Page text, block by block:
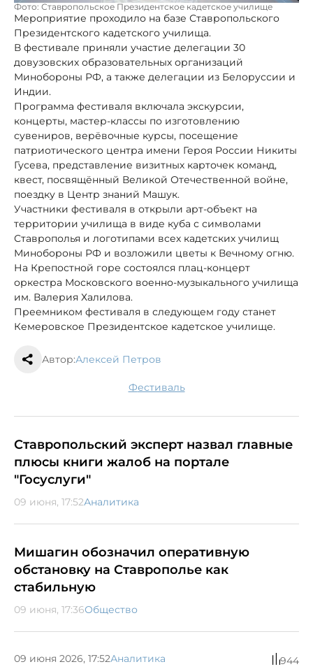
Фото: Ставропольское Президентское кадетское училище
Мероприятие проходило на базе Ставропольского
Президентского кадетского училища.
В фестивале приняли участие делегации 30
довузовских образовательных организаций
Минобороны РФ, а также делегации из Белоруссии и
Индии.
Программа фестиваля включала экскурсии,
концерты, мастер-классы по изготовлению
сувениров, верёвочные курсы, посещение
патриотического центра имени Героя России Никиты
Гусева, представление визитных карточек команд,
квест, посвящённый Великой Отечественной войне,
поездку в Центр знаний Машук.
Участники фестиваля в открыли арт-объект на
территории училища в виде куба с символами
Ставрополья и логотипами всех кадетских училищ
Минобороны РФ и возложили цветы к Вечному огню.
На Крепостной горе состоялся плац-концерт
оркестра Московского военно-музыкального училища
им. Валерия Халилова.
Преемником фестиваля в следующем году станет
Кемеровское Президентское кадетское училище.
Автор:Алексей Петров
фестиваль
Ставропольский эксперт назвал главные
плюсы книги жалоб на портале
"Госуслуги"
09 июня, 17:52Аналитика
Мишагин обозначил оперативную
обстановку на Ставрополье как
стабильную
09 июня, 17:36Общество
09 июня 2026, 17:52Аналитика 944